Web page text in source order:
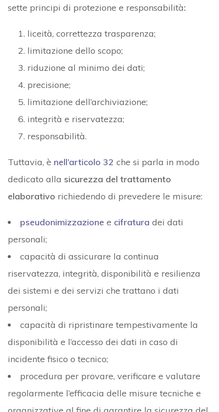
sette principi di protezione e responsabilità:
liceità, correttezza trasparenza;
limitazione dello scopo;
riduzione al minimo dei dati;
precisione;
limitazione dell’archiviazione;
integrità e riservatezza;
responsabilità.
Tuttavia, è nell’articolo 32 che si parla in modo
dedicato alla sicurezza del trattamento
elaborativo richiedendo di prevedere le misure:
pseudonimizzazione e cifratura dei dati
personali;
capacità di assicurare la continua
riservatezza, integrità, disponibilità e resilienza
dei sistemi e dei servizi che trattano i dati
personali;
capacità di ripristinare tempestivamente la
disponibilità e l’accesso dei dati in caso di
incidente fisico o tecnico;
procedura per provare, verificare e valutare
regolarmente l’efficacia delle misure tecniche e